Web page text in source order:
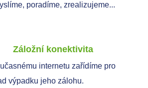
poradíme, zrealizujeme...
Záložní konektivita
internetu zařídíme pro
výpadku jeho zálohu.